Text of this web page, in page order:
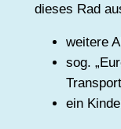
dieses Rad
weitere
sog.
Transport
ein